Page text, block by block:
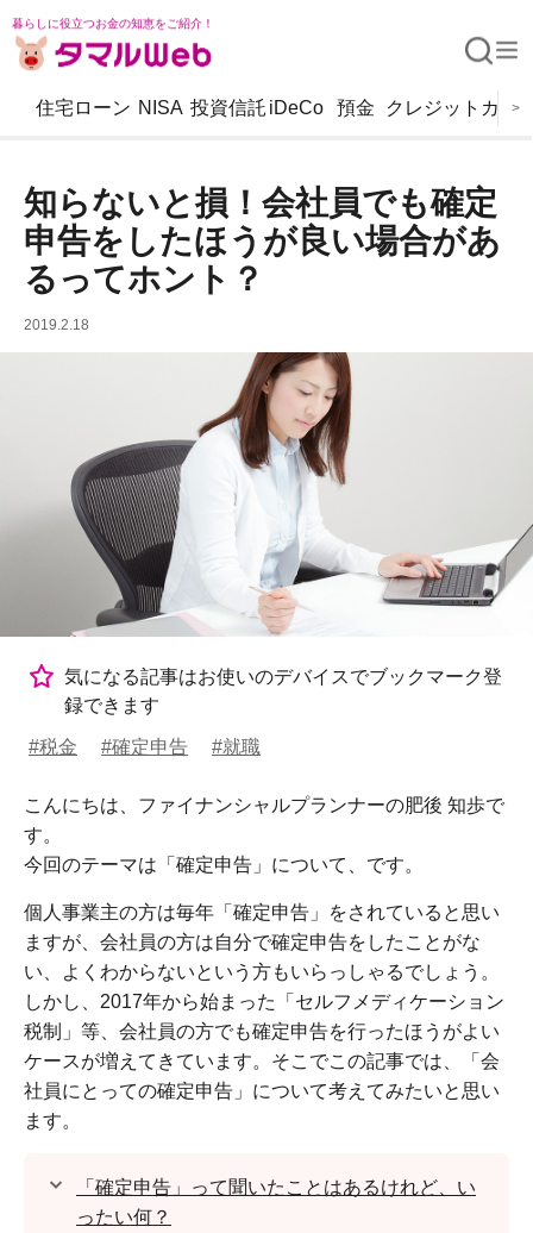
暮らしに役立つお金の知恵をご紹介！
住宅ローン NISA 投資信託 iDeCo 預金 クレジットカー
>
知らないと損！会社員でも確定
申告をしたほうが良い場合があ
るってホント？
2019.2.18
気になる記事はお使いのデバイスでブックマーク登
録できます
#税金 #確定申告 #就職
こんにちは、ファイナンシャルプランナーの肥後 知歩で
す。
今回のテーマは「確定申告」について、です。
個人事業主の方は毎年「確定申告」をされていると思い
ますが、会社員の方は自分で確定申告をしたことがな
い、よくわからないという方もいらっしゃるでしょう。
しかし、2017年から始まった「セルフメディケーション
税制」等、会社員の方でも確定申告を行ったほうがよい
ケースが増えてきています。そこでこの記事では、「会
社員にとっての確定申告」について考えてみたいと思い
ます。
「確定申告」って聞いたことはあるけれど、い
ったい何？